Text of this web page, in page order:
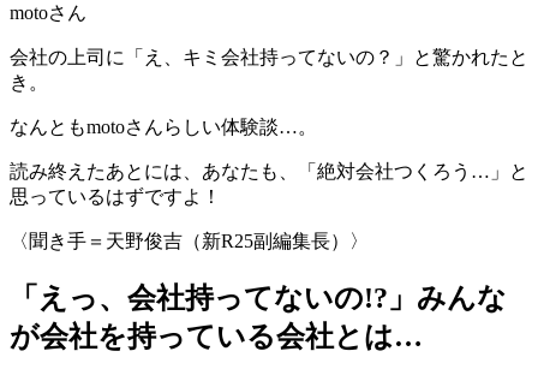
motoさん
会社の上司に「え、キミ会社持ってないの？」と驚かれたと
き 。
なんともmotoさんらしい体験談…。
読み終えたあとには、あなたも、「絶対会社つくろう…」と
思っているはずですよ！
〈聞き手＝天野俊吉（新R25副編集長）〉
「えっ、会社持ってないの!?」みんな
が会社を持っている会社とは…